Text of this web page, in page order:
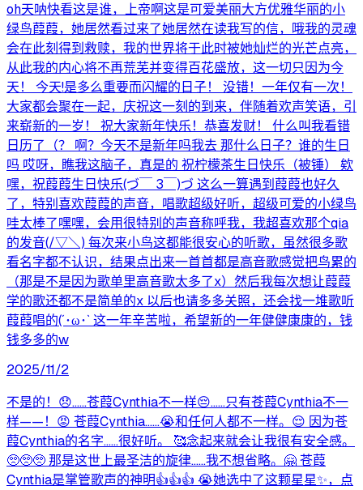
oh天呐快看这是谁，上帝啊这是可爱美丽大方优雅华丽的小
绿鸟葭葭，她居然看过来了她居然在读我写的信，哦我的灵魂
会在此刻得到救赎，我的世界将于此时被她灿烂的光芒点亮，
从此我的内心将不再荒芜并变得百花盛放，这一切只因为今
天！ 今天!是多么重要而闪耀的日子！ 没错！一年仅有一次！
大家都会聚在一起，庆祝这一刻的到来，伴随着欢声笑语，引
来崭新的一岁！ 祝大家新年快乐！恭喜发财！ 什么叫我看错
日历了（？ 啊？今天不是新年吗我去 那什么日子？谁的生日
吗 哎呀，瞧我这脑子，真是的 祝柠檬茶生日快乐（被锤） 欸
嘿，祝葭葭生日快乐(づ￣ 3￣)づ 这么一算遇到葭葭也好久
了，特别喜欢葭葭的声音，唱歌超级好听，超级可爱的小绿鸟
哇太棒了嘿嘿，会用很特别的声音称呼我，我超喜欢那个qia
的发音(/▽＼) 每次来小鸟这都能很安心的听歌，虽然很多歌
看名字都不认识，结果点出来一首首都是高音歌感觉把鸟累的
（那是不是因为歌单里高音歌太多了x）然后我每次想让葭葭
学的歌还都不是简单的x 以后也请多多关照，还会找一堆歌听
葭葭唱的(´･ω･` 这一年辛苦啦，希望新的一年健健康康的，钱
钱多多的w
2025/11/2
不是的！😞……苍葭Cynthia不一样😔……只有苍葭Cynthia不一
样——！😡 苍葭Cynthia……😭和任何人都不一样。😌 因为苍
葭Cynthia的名字……很好听。 🥰念起来就会让我很有安全感。
🥺🥺🥺 那是这世上最圣洁的旋律……我不想省略。🤗 苍葭
Cynthia是掌管歌声的神明👍👍👍 😭她选中了这颗星星✨，点